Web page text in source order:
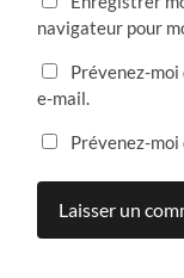
navigateur pour
Prévenez-
e-mail.
Prévenez-